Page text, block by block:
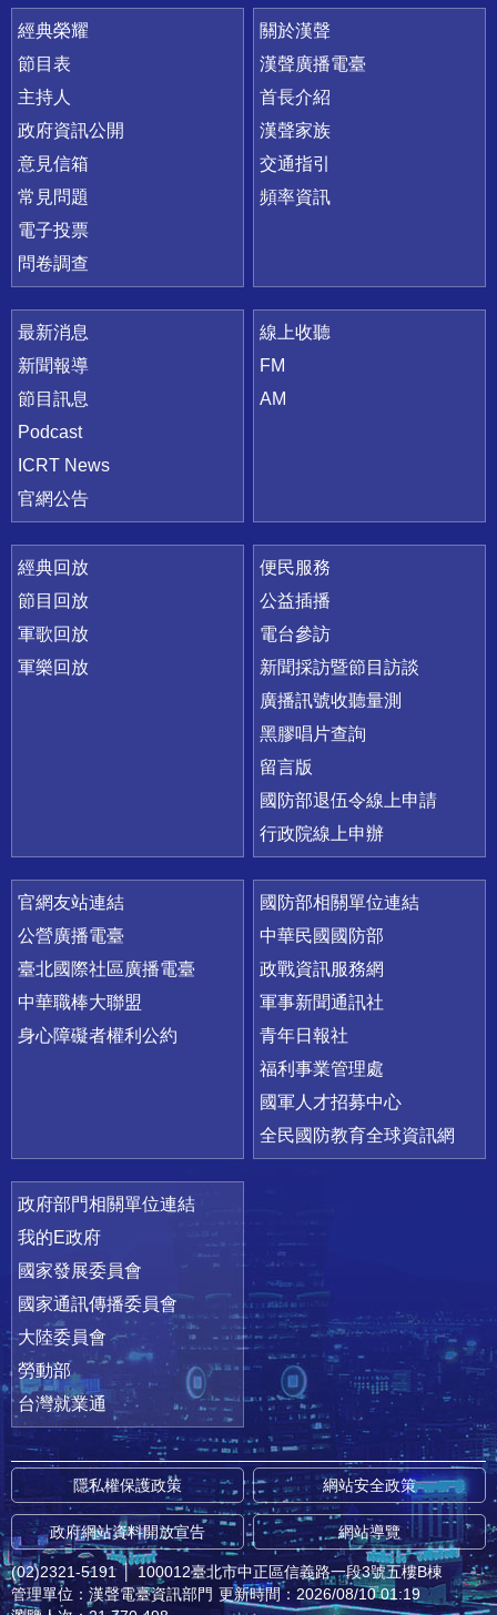
快速連結
經典榮耀
節目表
主持人
政府資訊公開
意見信箱
常見問題
電子投票
問卷調查
關於漢聲
漢聲廣播電臺
首長介紹
漢聲家族
交通指引
頻率資訊
最新消息
新聞報導
節目訊息
Podcast
ICRT News
官網公告
線上收聽
FM
AM
經典回放
節目回放
軍歌回放
軍樂回放
便民服務
公益插播
電台參訪
新聞採訪暨節目訪談
廣播訊號收聽量測
黑膠唱片查詢
留言版
國防部退伍令線上申請
行政院線上申辦
官網友站連結
公營廣播電臺
臺北國際社區廣播電臺
中華職棒大聯盟
身心障礙者權利公約
國防部相關單位連結
中華民國國防部
政戰資訊服務網
軍事新聞通訊社
青年日報社
福利事業管理處
國軍人才招募中心
全民國防教育全球資訊網
政府部門相關單位連結
我的E政府
國家發展委員會
國家通訊傳播委員會
大陸委員會
勞動部
台灣就業通
隱私權保護政策 網站安全政策
政府網站資料開放宣告 網站導覽
(02)2321-5191 │ 100012臺北市中正區信義路一段3號五樓B棟
管理單位：漢聲電臺資訊部門 更新時間：2026/08/10 01:19